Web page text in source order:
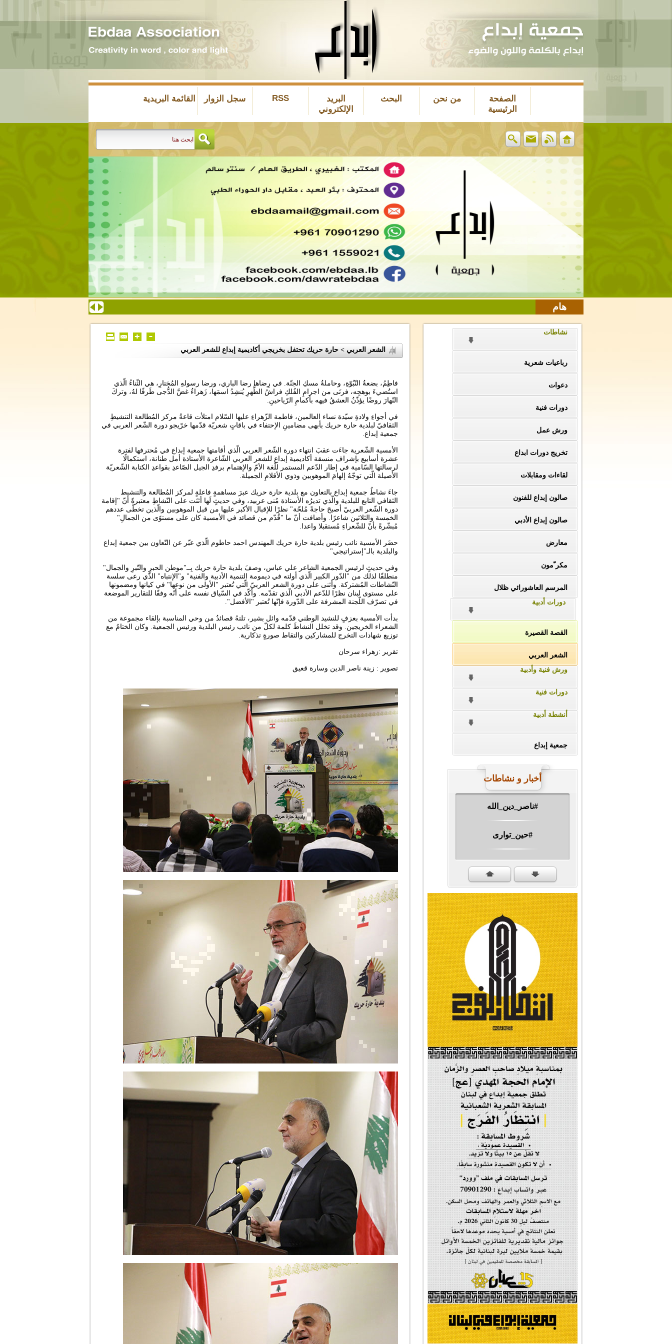
الصفحة
الرئيسية
من نحن البحث
البريد
الإلكتروني
RSS سجل الزوار القائمة البريدية
هام
نشاطات
رباعيات شعرية
دعوات
دورات فنية
ورش عمل
تخريج دورات ابداع
لقاءات ومقابلات
صالون إبداع للفنون
صالون إبداع الأدبي
معارض
مكر ّمون
المرسم العاشورائي ظلال
دورات أدبية
القصة القصيرة
الشعر العربي
ورش فنية وأدبية
دورات فنية
أنشطة أدبية
جمعية إبداع
أخبار و نشاطات
#ناصر_دين_الله
#سنكمل_الطريق
#تبريكات_انتصار_�...
#نداء_الأنبياء
#شجرة_النبوة
#وأنا_على_دين_محم...
#بأمانة_موسى_بن_ج...
#إيران_حرم_فاطمة ...
| #فخر_المخدرات |
#صحيفة_المؤمن
إحتفالية #رياحين...
إحتفالية تكريم ا...
#فاطمة_روحي
مولد السيدة #الز�...
#أم_الشهداء
#النجم_الثاقب
#الصديقة_الشهيدة
#على_اُهبة_الدم
الشعر العربي > حارة حريك تحتفل بخريجي أكاديمية إبداع للشعر العربي
فاطِمُ، بضعةُ النّبُوّةِ، وحاملةُ مسكِ الجنّة. في رِضاها رضا الباري، ورضا رسولهِ المُختارِ، هي الثّناءُ الّذي
استُضيءَ بوهجِه، فرنَى من اجرامِ الفُلكِ فراشُ الطُّهرِ يُنشِدُ اسمَها، زَهراءُ غضَّ الدُّجى طَرفًا لهُ، وتركَ
النّهارَ روضًا يؤذّنُ العشقُ فيهه بأكمامِ الرّياحينِ.
في أجواءِ ولادةِ سيّدة نساء العالمين، فاطمة الزّهراءِ عليها السّلام امتلأت قاعةُ مركز المُطالعة التنشيطِ
الثقافيّ لبلدية حارة حريك بأبهى مضامينِ الإحتفاء في باقاتٍ شعريّة قدّمها خرّيجو دورة الشّعر العربي في
جمعية إبداع.
الأمسية الشّعرية جاءَت عقبَ انتهاء دورة الشّعر العربي الّذي أقامتها جمعية إبداع في مُحترفها لفترة
عشرة أسابيع بإشراف منسقة أكاديمية إبداع للشعر العربي الشّاعرة الأستاذة أمل طنانة، استكمالًا
لرسالتها السّامية في إطار الدّعم المستمر للّغة الأمّ والإهتمام برفدِ الجيل الصّاعدِ بقواعدِ الكتابة الشّعريّة
الأصيلة الّتي توجّهُ إلهامَ الموهوبين وذوي الأقلامِ الجميلة.
جاءَ نشاطُ جمعية إبداع بالتعاون مع بلدية حارة حريك عبرَ مساهمةٍ فاعلةٍ لمركز المُطالعة والتنشيط
الثقافي التابع للبلدية والّذي تديرُه الأستاذة مُنى عربيد، وفي حديثٍ لَها أثنَت على النّشاطِ معتبرةً أنّ "إقامة
دورة الشّعر العربيّ أصبحَ حاجةً مُلحّة" نظرًا للإقبال الأكبر عليها من قبل الموهوبين والّذين تخطّى عددهم
الخمسة والثلاثين شاعرًا. وأضافت أنّ ما "قُدّم من قصائد في الأمسية كان على مستوًى من الجمالِ"
مُبشّرةً بأنّ للشّعراءِ مُستقبلا واعدا.
حضَر الأمسية نائب رئيس بلدية حارة حريك المهندس احمد حاطوم الّذي عبّر عن التّعاون بين جمعية إبداع
والبلدية بالـ"إستراتيجي"
وفي حديثٍ لرئيس الجمعية الشاعر علي عباس، وصفَ بلدية حارة حريك بِــ"موطن الحبرِ والتّبرِ والجمال"
منطلقًا لذلك من "الدّور الكبير الّذي أولته في ديمومة التنمية الأدبية والفنية" و"الإنتباه" الذّي رعى سلسة
النّشاطات المُشتركة. وأثنى على دورة الشعر العربيّ الّتي تُعتبر "الأولى من نوعها" في كيانها ومضمونها
على مستوى لبنان نظرًا للدّعم الأدبي الّذي تقدّمه. وأكّد في السّياق نفسه على أنّه وفقًا للتقارير الموضعة
في تصرّف اللّجنة المشرفة على الدّورة فإنّها تُعتبر "الأفضل".
بدأت الأمسية بعزفٍ للنشيد الوطني قدّمه وائل بشير، تلتهُ قصائدُ من وحي المناسبة بإلقاء مجموعة من
الشعراء الخريجين. وقد تخلل النشاطَ كلمة لكلّ من نائب رئيس البلدية ورئيس الجمعية. وكان الختامُ مع
توزيع شهادات التخرج للمشاركين والتقاط صورةٍ تذكارية.
تقرير :زهراء سرحان
تصوير : زينة ناصر الدين وسارة قعيق